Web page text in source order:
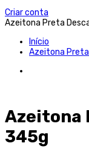
Criar conta
Azeitona Preta
Início
Azeitona
Azeitona
345g